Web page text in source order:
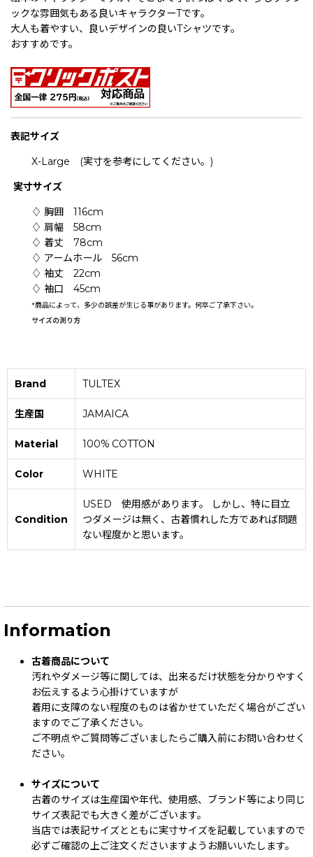
ックな雰囲気もある良いキャラクターTです。
大人も着やすい、良いデザインの良いTシャツです。
おすすめです。
表記サイズ
X-Large (実寸を参考にしてください。)
実寸サイズ
♢ 胸囲 116cm
♢ 肩幅 58cm
♢ 着丈 78cm
♢ アームホール 56cm
♢ 袖丈 22cm
♢ 袖口 45cm
*商品によって、多少の誤差が生じる事があります。何卒ご了承下さい。
サイズの測り方
Brand TULTEX
生産国 JAMAICA
Material 100% COTTON
Color WHITE
Condition
USED 使用感があります。 しかし、特に目立
つダメージは無く、古着慣れした方であれば問題
ない程度かと思います。
Information
古着商品について
汚れやダメージ等に関しては、出来るだけ状態を分かりやすく
お伝えするよう心掛けていますが
着用に支障のない程度のものは省かせていただく場合がござい
ますのでご了承ください。
ご不明点やご質問等ございましたらご購入前にお問い合わせく
ださい。
サイズについて
古着のサイズは生産国や年代、使用感、ブランド等により同じ
サイズ表記でも大きく差がございます。
当店では表記サイズとともに実寸サイズを記載していますので
必ずご確認の上ご注文くださいますようお願いいたします。